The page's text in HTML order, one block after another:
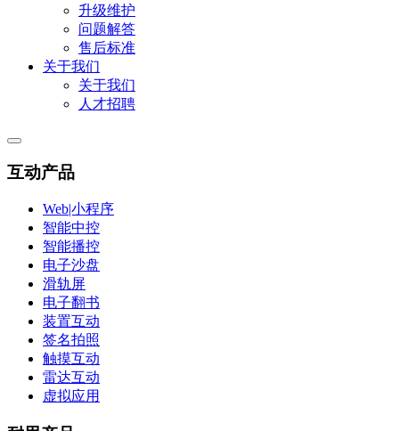
升级维护
问题解答
售后标准
关于我们
关于我们
人才招聘
互动产品
Web|小程序
智能中控
智能播控
电子沙盘
滑轨屏
电子翻书
装置互动
签名拍照
触摸互动
雷达互动
虚拟应用